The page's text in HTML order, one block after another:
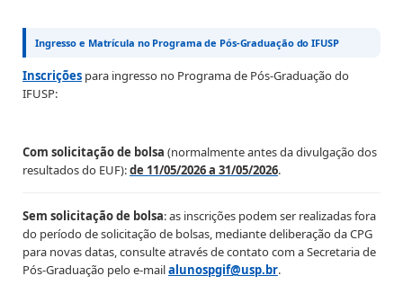
Ingresso e Matrícula no Programa de Pós-Graduação do IFUSP
Inscrições para ingresso no Programa de Pós-Graduação do
IFUSP:
Com solicitação de bolsa (normalmente antes da divulgação dos
resultados do EUF):de 11/05/2026 a 31/05/2026.
Sem solicitação de bolsa: as inscrições podem ser realizadas fora
do período de solicitação de bolsas, mediante deliberação da CPG
para novas datas, consulte através de contato com a Secretaria de
Pós-Graduação pelo e-mailalunospgif@usp.br.